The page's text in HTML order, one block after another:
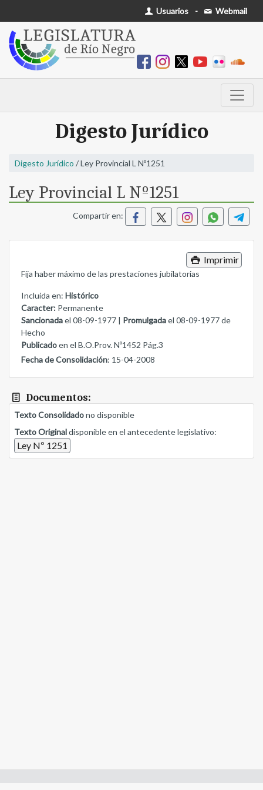
Usuarios - Webmail
Digesto Jurídico
Digesto Jurídico / Ley Provincial L Nº1251
Ley Provincial L Nº1251
Compartir en:
Imprimir
Fija haber máximo de las prestaciones jubilatorias
Incluida en: Histórico
Caracter: Permanente
Sancionadael 08-09-1977 | Promulgadael 08-09-1977 de
Hecho
Publicadoen el B.O.Prov. Nº1452 Pág.3
Fecha de Consolidación: 15-04-2008
Documentos:
Texto Consolidadono disponible
Texto Originaldisponible en el antecedente legislativo:
Ley Nº 1251